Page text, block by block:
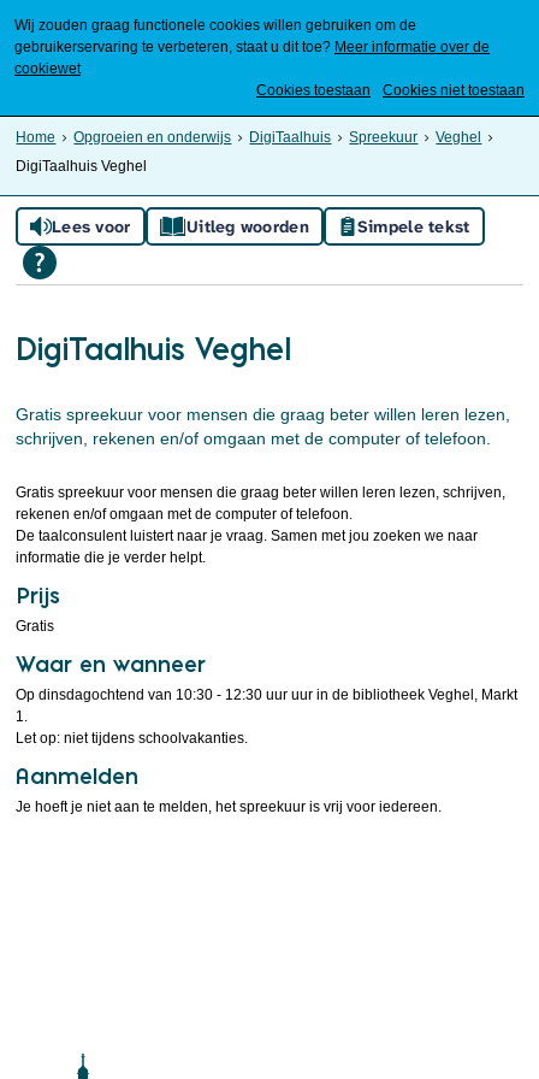
Wij zouden graag functionele cookies willen gebruiken om de
gebruikerservaring te verbeteren, staat u dit toe? Meer informatie over de
cookiewet
Cookies toestaan
Cookies niet toestaan
Home Opgroeien en onderwijs DigiTaalhuis Spreekuur
Veghel
DigiTaalhuis Veghel
Lees voor Uitleg woorden Simpele tekst
DigiTaalhuis Veghel
Gratis spreekuur voor mensen die graag beter willen leren lezen,
schrijven, rekenen en/of omgaan met de computer of telefoon.
Gratis spreekuur voor mensen die graag beter willen leren lezen, schrijven,
rekenen en/of omgaan met de computer of telefoon.
De taalconsulent luistert naar je vraag. Samen met jou zoeken we naar
informatie die je verder helpt.
Prijs
Gratis
Waar en wanneer
Op dinsdagochtend van 10:30 - 12:30 uur uur in de bibliotheek Veghel, Markt
1.
Let op: niet tijdens schoolvakanties.
Aanmelden
Je hoeft je niet aan te melden, het spreekuur is vrij voor iedereen.